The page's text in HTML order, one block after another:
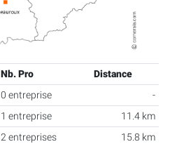
Nb. Pro
Distance
0 entreprise
-
1 entreprise
11.4 km
2 entreprises 15.8 km